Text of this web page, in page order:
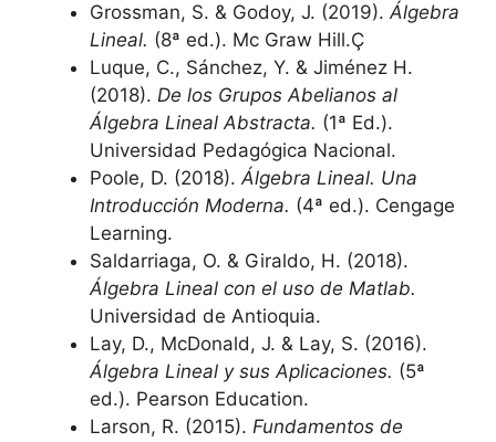
Grossman, S. & Godoy, J. (2019).Álgebra
Lineal. (8ª ed.). Mc Graw Hill.Ç
Luque, C., Sánchez, Y. & Jiménez H.
(2018). De los Grupos Abelianos al
Álgebra Lineal Abstracta. (1ª Ed.).
Universidad Pedagógica Nacional.
Poole, D. (2018).Álgebra Lineal. Una
Introducción Moderna. (4ª ed.). Cengage
Learning.
Saldarriaga, O. & Giraldo, H. (2018).
Álgebra Lineal con el uso de Matlab.
Universidad de Antioquia.
Lay, D., McDonald, J. & Lay, S. (2016).
Álgebra Lineal y sus Aplicaciones. (5ª
ed.). Pearson Education.
Larson, R. (2015). Fundamentos de